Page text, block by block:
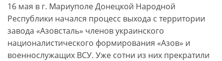
16 мая в г. Мариуполе Донецкой Народной
Республики начался процесс выхода с территории
завода «Азовсталь» членов украинского
националистического формирования «Азов» и
военнослужащих ВСУ. Уже сотни из них прекратили